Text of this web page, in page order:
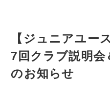
【ジュニアユー
7回クラブ説明会
のお知らせ